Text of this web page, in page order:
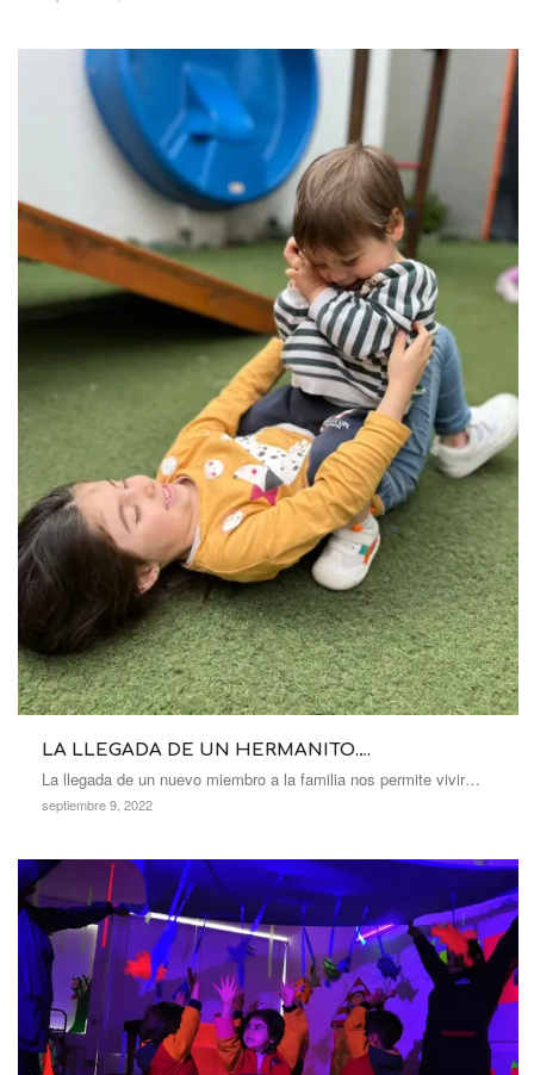
LA LLEGADA DE UN HERMANITO….
La llegada de un nuevo miembro a la familia nos permite vivir…
septiembre 9, 2022